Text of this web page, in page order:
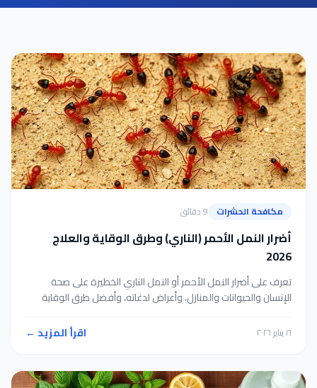
مكافحة الحشرات 9 دقائق
أضرار النمل الأحمر (الناري) وطرق الوقاية والعلاج
2026
تعرف على أضرار النمل الأحمر أو النمل الناري الخطيرة على صحة
الإنسان والحيوانات والمنازل، وأعراض لدغاته، وأفضل طرق الوقاية
١٦ يناير ٢٠٢٦ اقرأ المزيد ←